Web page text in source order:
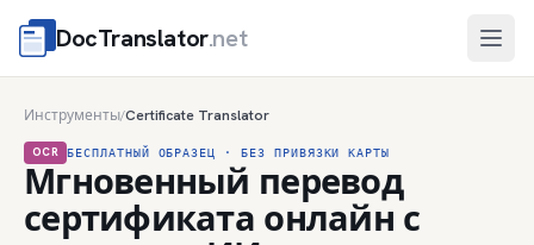
DocTranslator.net
Инструменты/Certificate Translator
OCR БЕСПЛАТНЫЙ ОБРАЗЕЦ · БЕЗ ПРИВЯЗКИ КАРТЫ
Мгновенный перевод
сертификата онлайн с